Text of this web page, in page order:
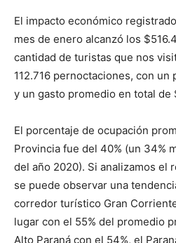
El impacto económico
mes de enero alcanzó los
cantidad de turistas que nos
112.716 pernoctaciones, con
y un gasto promedio en total de
El porcentaje de ocupación
Provincia fue del 40% (un 34%
del año 2020). Si analizamos el
se puede observar una
corredor turístico Gran
lugar con el 55% del promedio
Alto Paraná con el 54%, el